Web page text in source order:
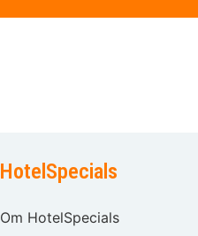
HotelSpecials
Om HotelSpecials